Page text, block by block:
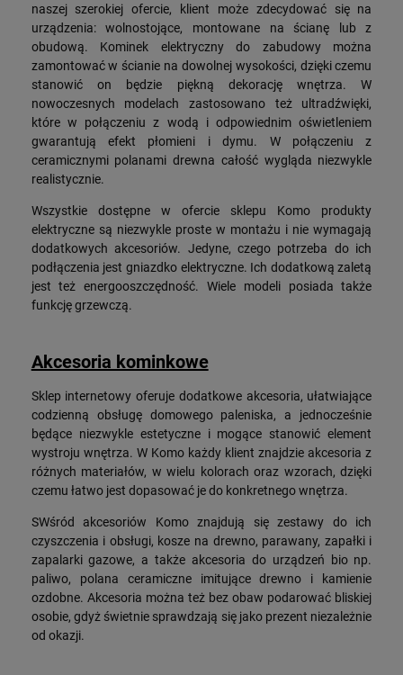
naszej szerokiej ofercie, klient może zdecydować się na
urządzenia: wolnostojące, montowane na ścianę lub z
obudową. Kominek elektryczny do zabudowy można
zamontować w ścianie na dowolnej wysokości, dzięki czemu
stanowić on będzie piękną dekorację wnętrza. W
nowoczesnych modelach zastosowano też ultradźwięki,
które w połączeniu z wodą i odpowiednim oświetleniem
gwarantują efekt płomieni i dymu. W połączeniu z
ceramicznymi polanami drewna całość wygląda niezwykle
realistycznie.
Wszystkie dostępne w ofercie sklepu Komo produkty
elektryczne są niezwykle proste w montażu i nie wymagają
dodatkowych akcesoriów. Jedyne, czego potrzeba do ich
podłączenia jest gniazdko elektryczne. Ich dodatkową zaletą
jest też energooszczędność. Wiele modeli posiada także
funkcję grzewczą.
Akcesoria kominkowe
Sklep internetowy oferuje dodatkowe akcesoria, ułatwiające
codzienną obsługę domowego paleniska, a jednocześnie
będące niezwykle estetyczne i mogące stanowić element
wystroju wnętrza. W Komo każdy klient znajdzie akcesoria z
różnych materiałów, w wielu kolorach oraz wzorach, dzięki
czemu łatwo jest dopasować je do konkretnego wnętrza.
SWśród akcesoriów Komo znajdują się zestawy do ich
czyszczenia i obsługi, kosze na drewno, parawany, zapałki i
zapalarki gazowe, a także akcesoria do urządzeń bio np.
paliwo, polana ceramiczne imitujące drewno i kamienie
ozdobne. Akcesoria można też bez obaw podarować bliskiej
osobie, gdyż świetnie sprawdzają się jako prezent niezależnie
od okazji.